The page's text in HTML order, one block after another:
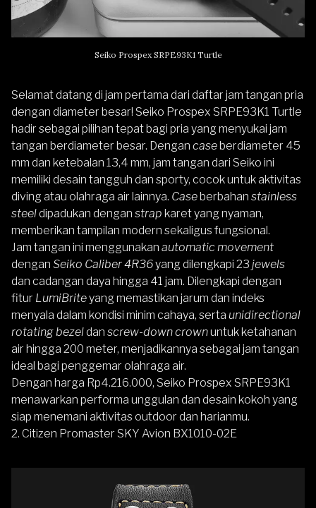
Seiko Prospex SRPE93K1 Turtle
Selamat datang di jam pertama dari daftar jam tangan pria
dengan diameter besar! Seiko Prospex SRPE93K1 Turtle
hadir sebagai pilihan tepat bagi pria yang menyukai jam
tangan berdiameter besar. Dengan case berdiameter 45
mm dan ketebalan 13,4 mm, jam tangan dari Seiko ini
memiliki desain tangguh dan sporty, cocok untuk aktivitas
diving atau olahraga air lainnya. Case berbahan stainless
steeldipadukan dengan strap karet yang nyaman,
memberikan tampilan modern sekaligus fungsional.
Jam tangan ini menggunakan automatic movement
dengan Seiko Caliber 4R36yang dilengkapi 23 jewels
dan cadangan daya hingga 41 jam. Dilengkapi dengan
fitur LumiBriteyang memastikan jarum dan indeks
menyala dalam kondisi minim cahaya, serta unidirectional
rotating bezeldan screw-down crownuntuk ketahanan
air hingga 200 meter, menjadikannya sebagai jam tangan
ideal bagi penggemar olahraga air.
Dengan harga Rp4.216.000, Seiko Prospex SRPE93K1
menawarkan performa unggulan dan desain kokoh yang
siap menemani aktivitas outdoor dan harianmu.
2. Citizen Promaster SKY Avion BX1010-02E